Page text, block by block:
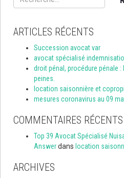
ARTICLES RÉCENTS
Succession avocat var
avocat spécialisé
droit pénal, procédure pénale
peines.
location saisonnière et
mesures coronavirus au 09
COMMENTAIRES RÉCENTS
Top 39 Avocat Spécialisé
Answerdans location
ARCHIVES